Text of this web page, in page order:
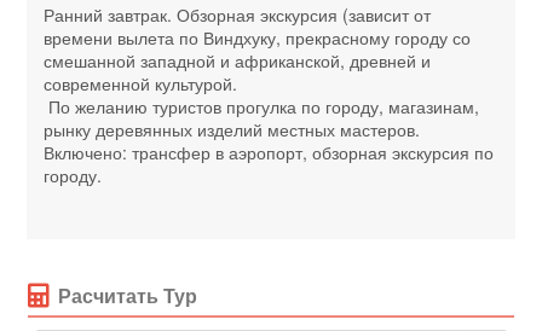
Ранний завтрак. Обзорная экскурсия (зависит от
времени вылета по Виндхуку, прекрасному городу со
смешанной западной и африканской, древней и
современной культурой.
По желанию туристов прогулка по городу, магазинам,
рынку деревянных изделий местных мастеров.
Включено: трансфер в аэропорт, обзорная экскурсия по
городу.
Расчитать Тур